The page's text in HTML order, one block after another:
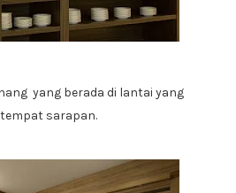
yang berada di lantai yang
sarapan.